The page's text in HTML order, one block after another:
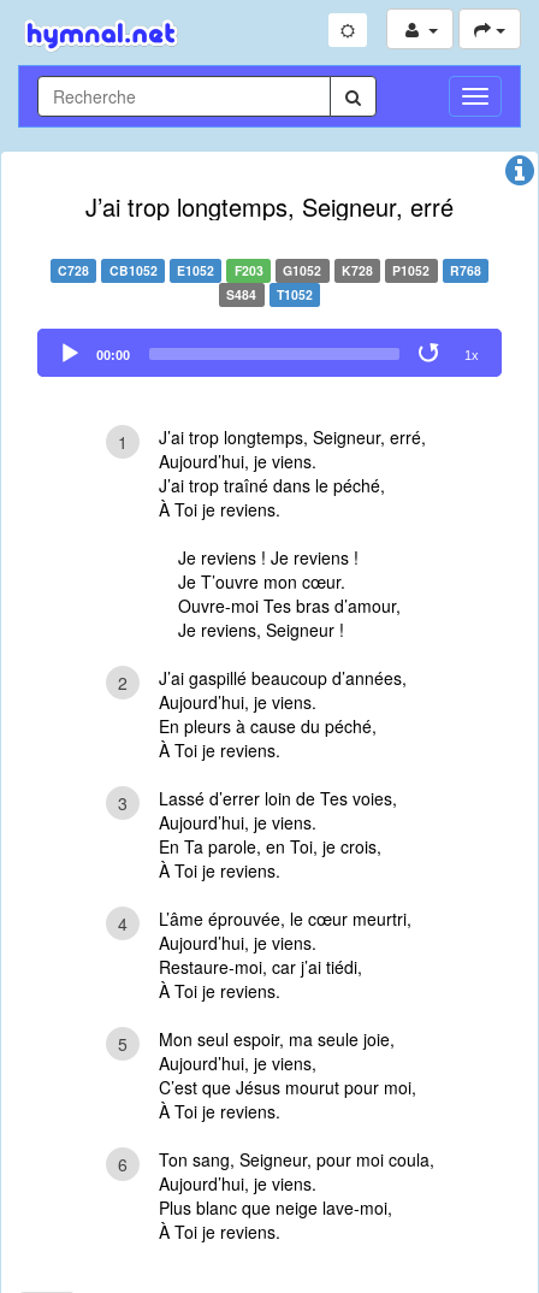
Toggle
J’ai trop longtemps, Seigneur, erré
C728 CB1052 E1052 F203 G1052 K728 P1052
R768
S484
T1052
Audio
Player
00:00 1x
1
J’ai trop longtemps, Seigneur, erré,
Aujourd’hui, je viens.
J’ai trop traîné dans le péché,
À Toi je reviens.
Je reviens ! Je reviens !
Je T’ouvre mon cœur.
Ouvre-moi Tes bras d’amour,
Je reviens, Seigneur !
2
J’ai gaspillé beaucoup d’années,
Aujourd’hui, je viens.
En pleurs à cause du péché,
À Toi je reviens.
3
Lassé d’errer loin de Tes voies,
Aujourd’hui, je viens.
En Ta parole, en Toi, je crois,
À Toi je reviens.
4
L’âme éprouvée, le cœur meurtri,
Aujourd’hui, je viens.
Restaure-moi, car j’ai tiédi,
À Toi je reviens.
5
Mon seul espoir, ma seule joie,
Aujourd’hui, je viens,
C’est que Jésus mourut pour moi,
À Toi je reviens.
6
Ton sang, Seigneur, pour moi coula,
Aujourd’hui, je viens.
Plus blanc que neige lave-moi,
À Toi je reviens.